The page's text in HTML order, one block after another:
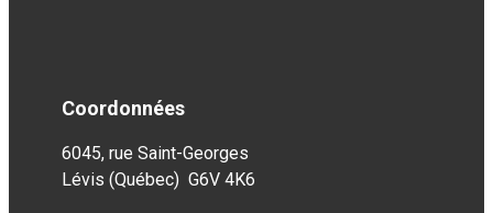
Coordonnées
6045, rue Saint-Georges
Lévis (Québec) G6V 4K6